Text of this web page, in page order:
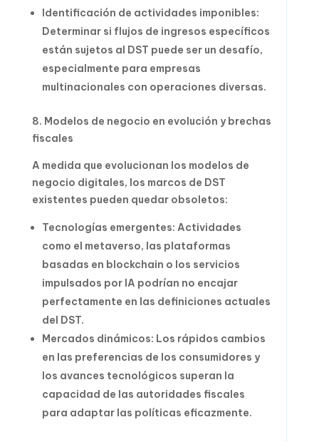
Identificación de actividades imponibles:
Determinar si flujos de ingresos específicos
están sujetos al DST puede ser un desafío,
especialmente para empresas
multinacionales con operaciones diversas.
8. Modelos de negocio en evolución y brechas
fiscales
A medida que evolucionan los modelos de
negocio digitales, los marcos de DST
existentes pueden quedar obsoletos:
Tecnologías emergentes: Actividades
como el metaverso, las plataformas
basadas en blockchain o los servicios
impulsados ​​por IA podrían no encajar
perfectamente en las definiciones actuales
del DST.
Mercados dinámicos: Los rápidos cambios
en las preferencias de los consumidores y
los avances tecnológicos superan la
capacidad de las autoridades fiscales
para adaptar las políticas eficazmente.